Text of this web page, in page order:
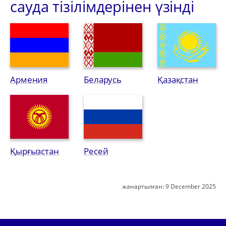
сауда тізілімдерінен үзінді
Армения Беларусь Қазақстан
Қырғызстан Ресей
жанартылған:9 December 2025